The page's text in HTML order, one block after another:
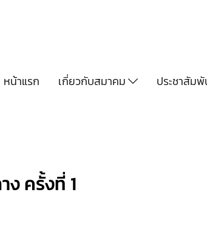
หน้าแรก เกี่ยวกับสมาคม ประชาสัม
ครั้งที่ 1